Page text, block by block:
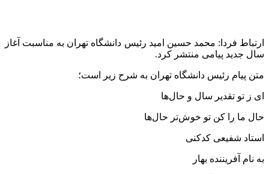
ارتباط فردا: محمد حسین امید رئیس دانشگاه تهران به مناسبت آغاز
سال جدید پیامی منتشر کرد.
متن پیام رئیس دانشگاه تهران به شرح زیر است؛
ای ز تو تقدیر سال و حال‌ها
حال ما را کن تو خوش‌تر حال‌ها
استاد شفیعی کدکنی
به نام آفریننده بهار